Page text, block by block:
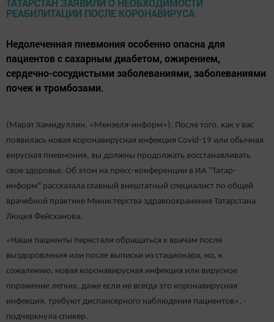
Недолеченная пневмония особенно опасна для
пациентов с сахарным диабетом, ожирением,
сердечно-сосудистыми заболеваниями, заболеваниями
почек и тромбозами.
(Марат Хамидуллин, «Мензеля-информ»). После того, как у вас
появилась новая коронавирусная инфекция Covid-19 или обычная
вирусная пневмония, вы должны продолжать восстанавливать
свое здоровье. Об этом на пресс-конференции в ИА "Татар-
информ" рассказала главный внештатный специалист по общей
врачебной практике Министерства здравоохранения Татарстана
Люция Фейсханова.
«Наши пациенты перестали обращаться к врачам после
выздоровления или после выписки из стационара, но, к
сожалению, новая коронавирусная инфекция или вирусное
поражение легких, даже если не всегда это коронавирусная
инфекция, требуют диспансерного наблюдения пациентов», -
подчеркнула спикер.